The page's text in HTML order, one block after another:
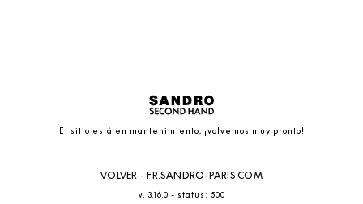
El sitio está en mantenimiento, ¡volvemos muy pronto!
VOLVER - FR.SANDRO-PARIS.COM
v. 3.16.0 - status: 500